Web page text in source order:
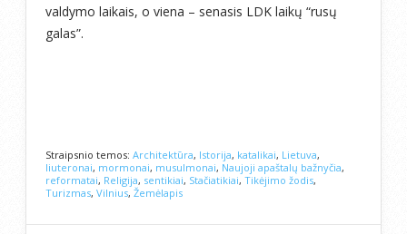
valdymo laikais, o viena – senasis LDK laikų “rusų
galas”.
Straipsnio temos: Architektūra, Istorija, katalikai, Lietuva,
liuteronai, mormonai, musulmonai, Naujoji apaštalų bažnyčia,
reformatai, Religija, sentikiai, Stačiatikiai, Tikėjimo žodis,
Turizmas, Vilnius, Žemėlapis